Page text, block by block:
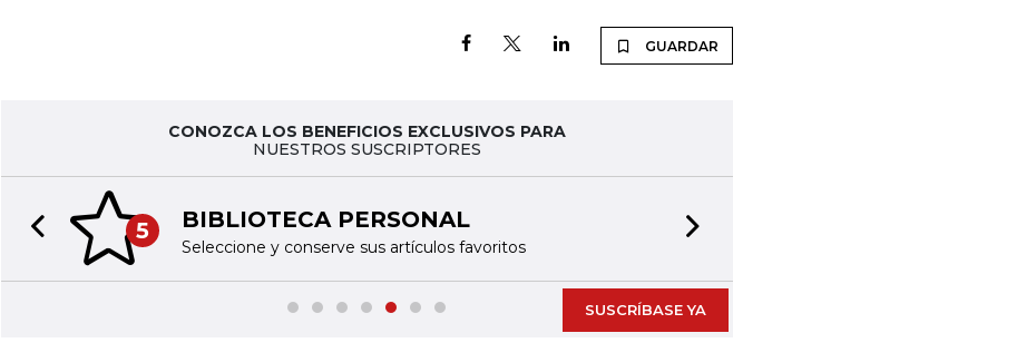
GUARDAR
CONOZCA LOS BENEFICIOS EXCLUSIVOS PARA
NUESTROS SUSCRIPTORES
5 BIBLIOTECA PERSONAL
Seleccione y conserve sus artículos favoritos
Previous slide
SUSCRÍBASE YA